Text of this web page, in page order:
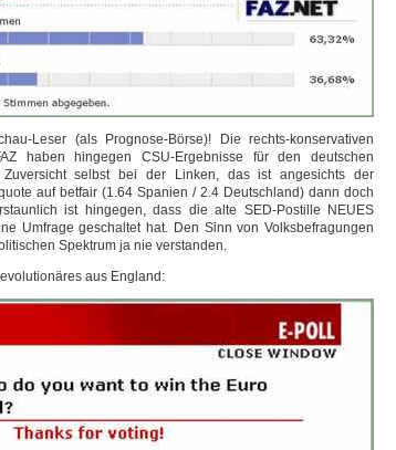
Leser (als Prognose-Börse)! Die rechts-konservativen
haben hingegen CSU-Ergebnisse für den deutschen
Zuversicht selbst bei der Linken, das ist angesichts der
auf betfair (1.64 Spanien / 2.4 Deutschland) dann doch
ist hingegen, dass die alte SED-Postille NEUES
Umfrage geschaltet hat. Den Sinn von Volksbefragungen
Spektrum ja nie verstanden.
aus England: